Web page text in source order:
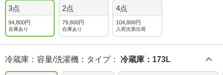
3点
94,800円
在庫あり
2点
79,800円
在庫あり
4点
104,800円
入荷次第出荷
冷蔵庫：容量/洗濯機：タイプ： 冷蔵庫：173L